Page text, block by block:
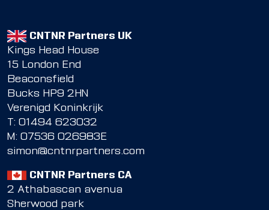
CNTNR Partners UK
Kings Head House
15 London End
Beaconsfield
Bucks HP9 2HN
Verenigd Koninkrijk
T: 01494 623032
M: 07536 026983E
simon@cntnrpartners.com
CNTNR Partners CA
2 Athabascan avenua
Sherwood park